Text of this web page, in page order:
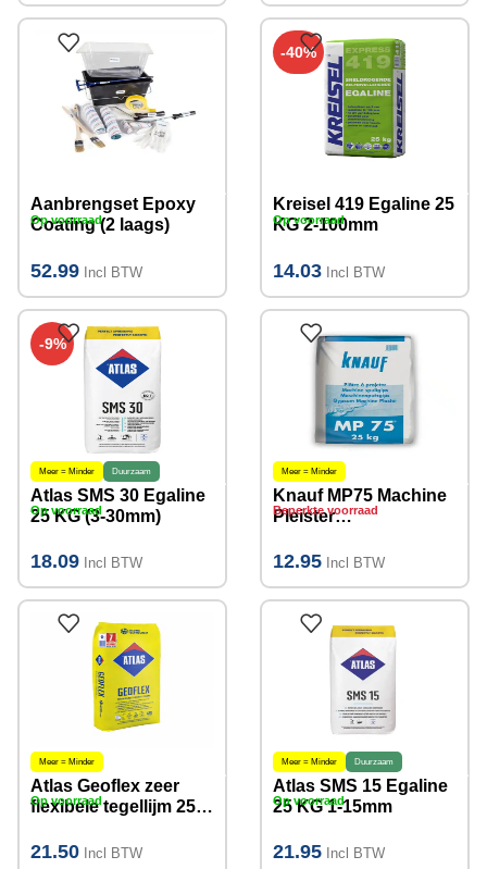
Aanbrengset Epoxy
Coating (2 laags)
52.99 Incl BTW
Op voorraad
-40%
Kreisel 419 Egaline 25
KG 2-100mm
14.03 Incl BTW
Op voorraad
-9%
Meer = Minder Duurzaam
Atlas SMS 30 Egaline
25 KG (3-30mm)
18.09 Incl BTW
Op voorraad
Meer = Minder
Knauf MP75 Machine
Pleister
25kg
12.95 Incl BTW
Beperkte voorraad
Meer = Minder
Atlas Geoflex zeer
flexibele tegellijm 25
21.50 Incl BTW
Op voorraad
Meer = Minder Duurzaam
Atlas SMS 15 Egaline
25 KG 1-15mm
21.95 Incl BTW
Op voorraad